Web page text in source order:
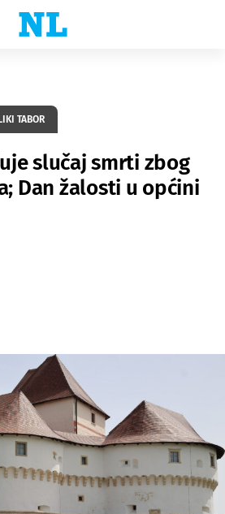
TABOR
slučaj smrti zbog
Dan žalosti u općini